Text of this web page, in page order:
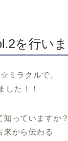
を行いま
ミラクルで、
した！！
っていますか
来から伝わる